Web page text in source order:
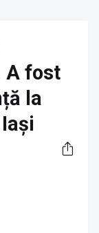
A fost
la